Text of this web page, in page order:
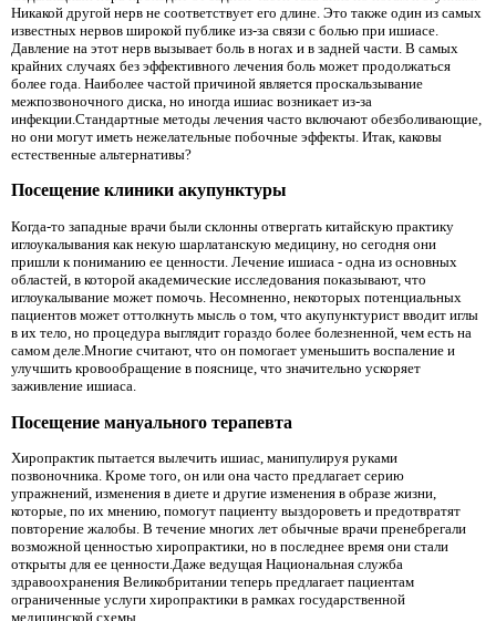
Никакой другой нерв не соответствует его длине. Это также один из самых
известных нервов широкой публике из-за связи с болью при ишиасе.
Давление на этот нерв вызывает боль в ногах и в задней части. В самых
крайних случаях без эффективного лечения боль может продолжаться
более года. Наиболее частой причиной является проскальзывание
межпозвоночного диска, но иногда ишиас возникает из-за
инфекции.Стандартные методы лечения часто включают обезболивающие,
но они могут иметь нежелательные побочные эффекты. Итак, каковы
естественные альтернативы?
Посещение клиники акупунктуры
Когда-то западные врачи были склонны отвергать китайскую практику
иглоукалывания как некую шарлатанскую медицину, но сегодня они
пришли к пониманию ее ценности. Лечение ишиаса - одна из основных
областей, в которой академические исследования показывают, что
иглоукалывание может помочь. Несомненно, некоторых потенциальных
пациентов может оттолкнуть мысль о том, что акупунктурист вводит иглы
в их тело, но процедура выглядит гораздо более болезненной, чем есть на
самом деле.Многие считают, что он помогает уменьшить воспаление и
улучшить кровообращение в пояснице, что значительно ускоряет
заживление ишиаса.
Посещение мануального терапевта
Хиропрактик пытается вылечить ишиас, манипулируя руками
позвоночника. Кроме того, он или она часто предлагает серию
упражнений, изменения в диете и другие изменения в образе жизни,
которые, по их мнению, помогут пациенту выздороветь и предотвратят
повторение жалобы. В течение многих лет обычные врачи пренебрегали
возможной ценностью хиропрактики, но в последнее время они стали
открыты для ее ценности.Даже ведущая Национальная служба
здравоохранения Великобритании теперь предлагает пациентам
ограниченные услуги хиропрактики в рамках государственной
медицинской схемы.